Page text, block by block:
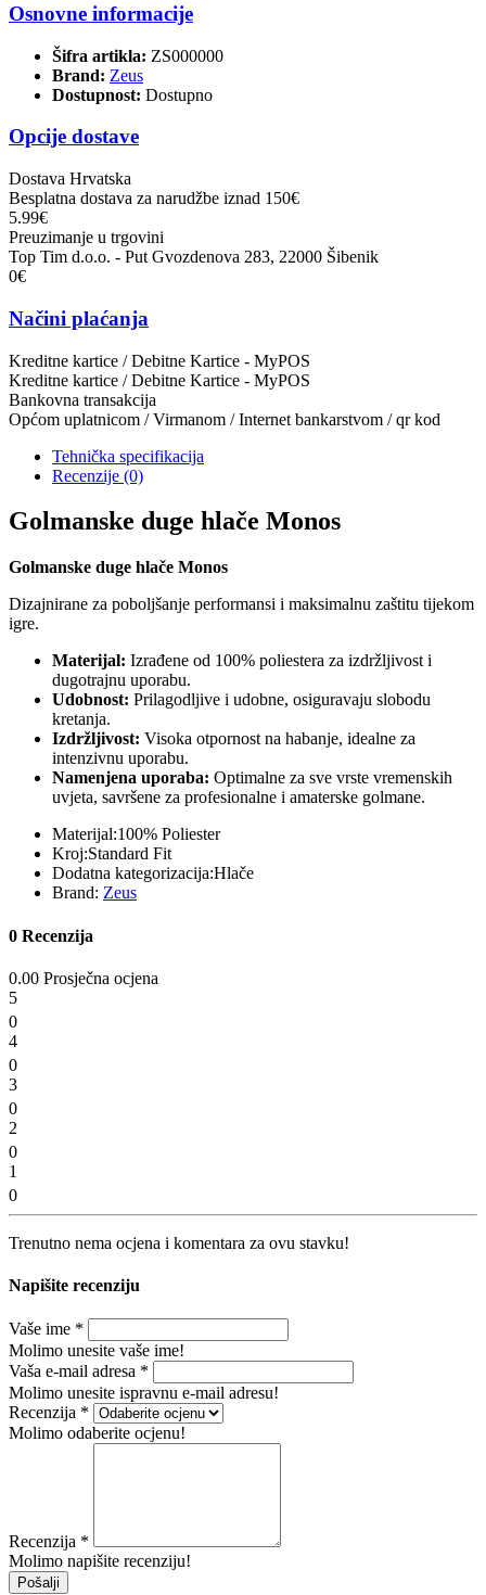
Osnovne informacije
Šifra artikla: ZS000000
Brand: Zeus
Dostupnost: Dostupno
Opcije dostave
Dostava Hrvatska
Besplatna dostava za narudžbe iznad 150€
5.99€
Preuzimanje u trgovini
Top Tim d.o.o. - Put Gvozdenova 283, 22000 Šibenik
0€
Načini plaćanja
Kreditne kartice / Debitne Kartice - MyPOS
Kreditne kartice / Debitne Kartice - MyPOS
Bankovna transakcija
Općom uplatnicom / Virmanom / Internet bankarstvom / qr kod
Tehnička specifikacija
Recenzije (0)
Golmanske duge hlače Monos
Golmanske duge hlače Monos
Dizajnirane za poboljšanje performansi i maksimalnu zaštitu tijekom
igre.
Materijal: Izrađene od 100% poliestera za izdržljivost i
dugotrajnu uporabu.
Udobnost: Prilagodljive i udobne, osiguravaju slobodu
kretanja.
Izdržljivost: Visoka otpornost na habanje, idealne za
intenzivnu uporabu.
Namenjena uporaba: Optimalne za sve vrste vremenskih
uvjeta, savršene za profesionalne i amaterske golmane.
Materijal:100% Poliester
Kroj:Standard Fit
Dodatna kategorizacija:Hlače
Brand: Zeus
0 Recenzija
0.00 Prosječna ocjena
5
0
4
0
3
0
2
0
1
0
Trenutno nema ocjena i komentara za ovu stavku!
Napišite recenziju
Vaše ime *
Molimo unesite vaše ime!
Vaša e-mail adresa *
Molimo unesite ispravnu e-mail adresu!
Recenzija *
Molimo odaberite ocjenu!
Recenzija *
Molimo napišite recenziju!
Pošalji